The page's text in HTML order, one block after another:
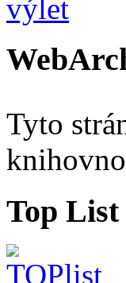
Tyto
Top List